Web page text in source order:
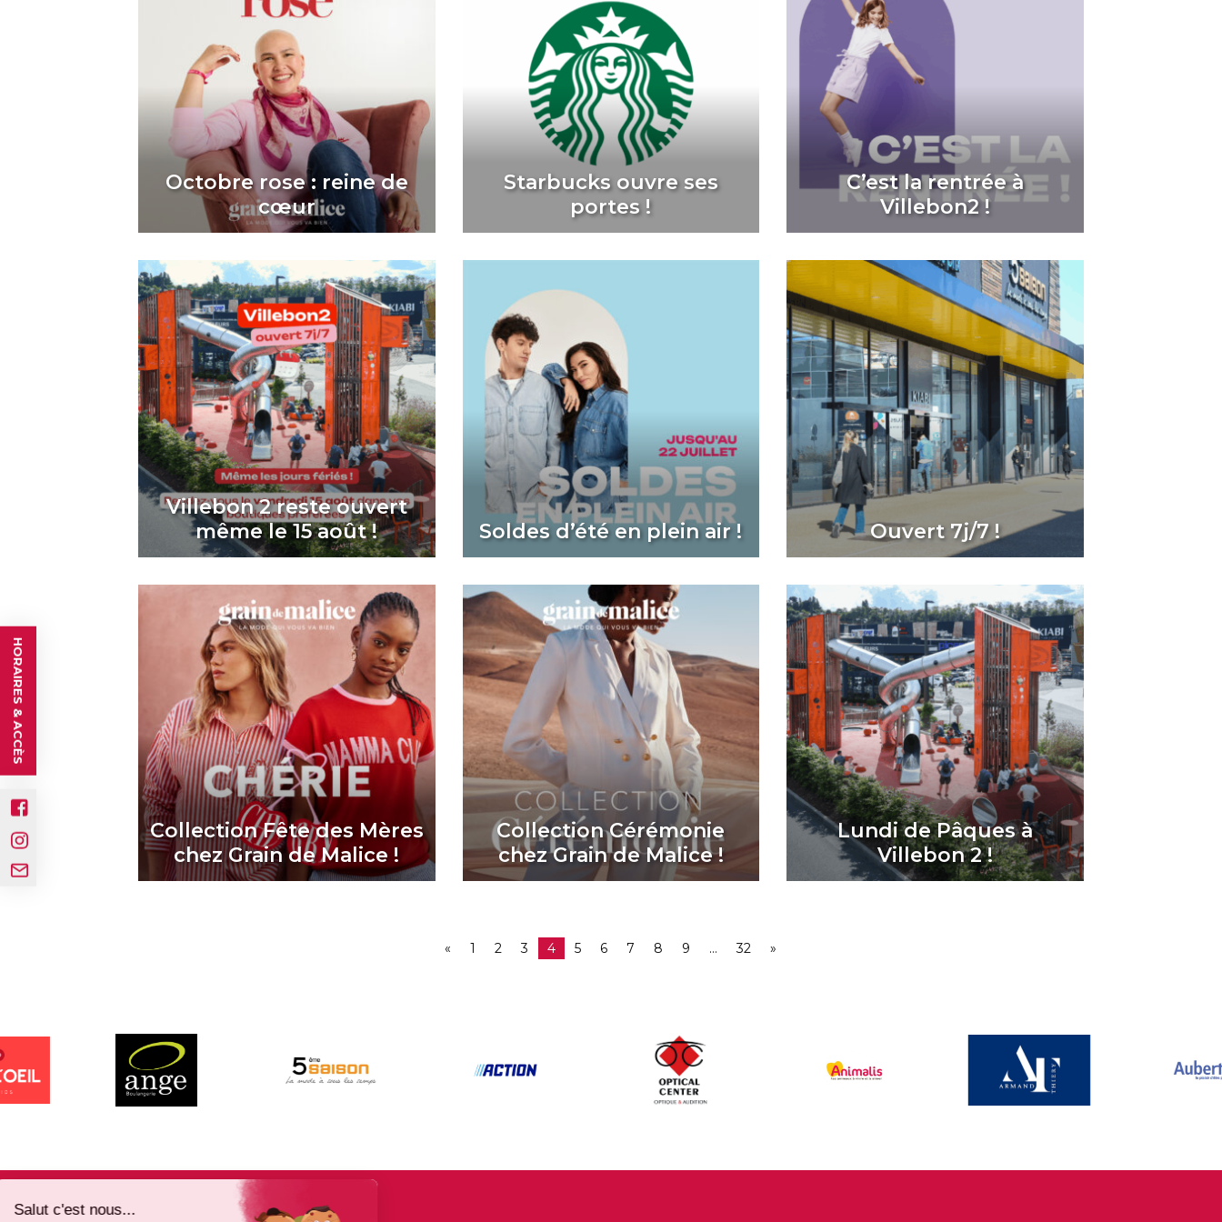
Octobre rose : reine de
cœur
Starbucks ouvre ses
portes !
C’est la rentrée à
Villebon2 !
Villebon 2 reste ouvert
même le 15 août !
Soldes d’été en plein air ! Ouvert 7j/7 !
Collection Fête des Mères
chez Grain de Malice !
Collection Cérémonie
chez Grain de Malice !
Lundi de Pâques à
Villebon 2 !
« 1 2 3 4 5 6 7 8 9 … 32 »
HORAIRES & ACCÈS